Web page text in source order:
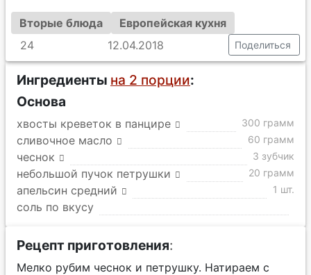
Вторые блюда
Европейская кухня
24
12.04.2018 Поделиться
Ингредиенты на 2 порции:
Основа
хвосты креветок в панцире 300 грамм
сливочное масло 60 грамм
чеснок 3 зубчик
небольшой пучок петрушки 20 грамм
апельсин средний 1 шт.
соль по вкусу
Рецепт приготовления:
Мелко рубим чеснок и петрушку. Натираем с